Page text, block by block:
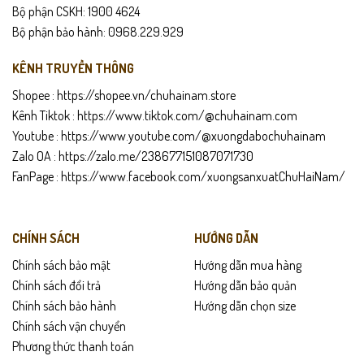
Bộ phận CSKH: 1900 4624
Bộ phận bảo hành: 0968.229.929
KÊNH TRUYỀN THÔNG
Shopee : https://shopee.vn/chuhainam.store
Kênh Tiktok : https://www.tiktok.com/@chuhainam.com
Youtube : https://www.youtube.com/@xuongdabochuhainam
Zalo OA : https://zalo.me/238677151087071730
FanPage : https://www.facebook.com/xuongsanxuatChuHaiNam/
CHÍNH SÁCH
Chính sách bảo mật
Chính sách đổi trả
Chính sách bảo hành
Chính sách vận chuyển
Phương thức thanh toán
HƯỚNG DẪN
Hướng dẫn mua hàng
Hướng dẫn bảo quản
Hướng dẫn chọn size